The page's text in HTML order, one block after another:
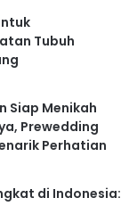
Tubuh
Siap Menikah
Prewedding
Perhatian
di Indonesia: